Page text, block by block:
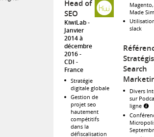
Head of
SEO
KiwiLab
Janvier
2014 à
décembre
2016
CDI
France
Stratégie
digitale globale
Gestion de
projet seo
hautement
compétitifs
dans la
défiscalisation
Made
slack
Search
Divers
sur
ligne